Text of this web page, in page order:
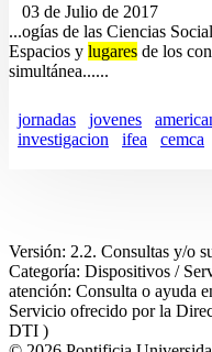
03 de Julio de 2017
...ogías de las Ciencias
Espacios y lugares de los
simultánea......
jornadas jovenes
investigacion
ifea cemca
Versión: 2.2. Consultas y/o
Categoría: Dispositivos /
atención: Consulta o ayuda
Servicio ofrecido por la
DTI )